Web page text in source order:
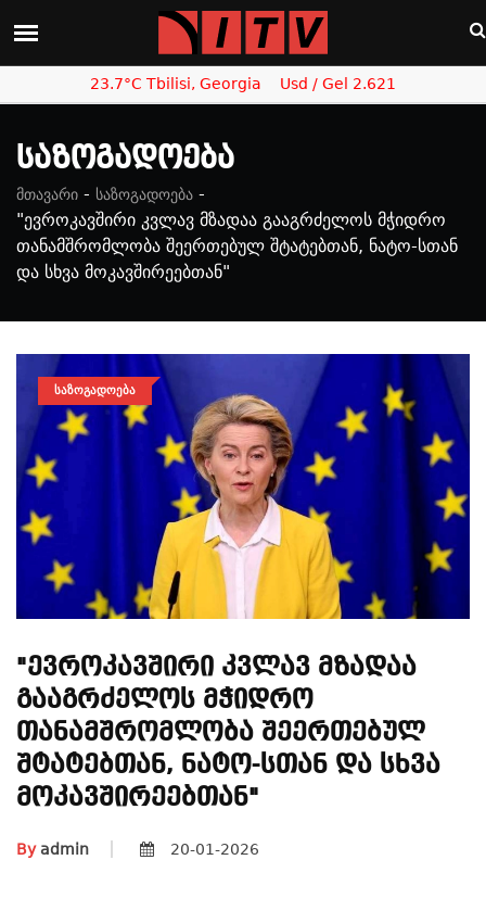
23.7°C Tbilisi, Georgia Usd / Gel 2.621
Საზოგადოება
მთავარი - საზოგადოება -
"ევროკავშირი კვლავ მზადაა გააგრძელოს მჭიდრო
თანამშრომლობა შეერთებულ შტატებთან, ნატო-სთან
და სხვა მოკავშირეებთან"
ᲡᲐᲖᲝᲒᲐᲓᲝᲔᲑᲐ
"ევროკავშირი Კვლავ Მზადაა
Გააგრძელოს Მჭიდრო
Თანამშრომლობა Შეერთებულ
Შტატებთან, Ნატო-Სთან Და Სხვა
Მოკავშირეებთან"
Byadmin 20-01-2026